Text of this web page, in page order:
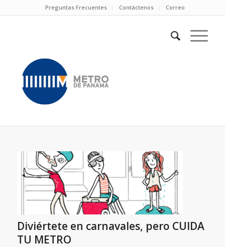
Preguntas Frecuentes Contáctenos Correo
Diviértete en carnavales, pero CUIDA
TU METRO